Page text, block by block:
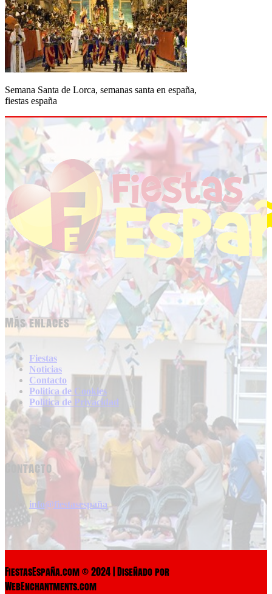
Semana Santa de Lorca, semanas santa en españa,
fiestas españa
Más enlaces
Fiestas
Noticias
Contacto
Politica de Cookies
Politica de Privacidad
Contacto
info@fiestasespaña
FiestasEspaña.com © 2024 | Diseñado por
WebEnchantments.com